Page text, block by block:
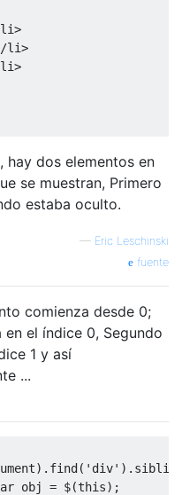
li>
hay dos elementos en
se muestran, Primero
estaba oculto.
— Eric Leschinski
fuente
comienza desde 0;
en el índice 0, Segundo
1 y así
...
). find( 'div' ).
obj = $(this);